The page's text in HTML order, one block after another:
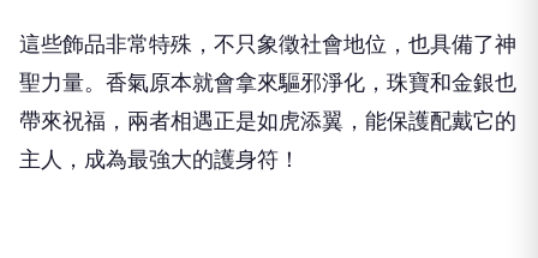
這些飾品非常特殊，不只象徵社會地位，也具備了神
聖力量。香氣原本就會拿來驅邪淨化，珠寶和金銀也
帶來祝福，兩者相遇正是如虎添翼，能保護配戴它的
主人，成為最強大的護身符！